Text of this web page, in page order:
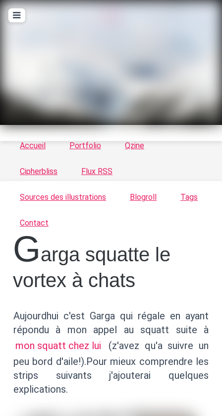
Le vortex à chats - Illustrations, trucs en tout
genre par Tykayn
Accueil Portfolio Qzine
Cipherbliss Flux RSS
Sources des illustrations Blogroll Tags
Contact
Garga squatte le
vortex à chats
Aujourdhui c'est Garga qui régale en ayant
répondu à mon appel au squatt suite à
mon squatt chez lui
(z'avez qu'a suivre un
peu bord d'aile!).Pour mieux comprendre les
strips suivants j'ajouterai quelques
explications.